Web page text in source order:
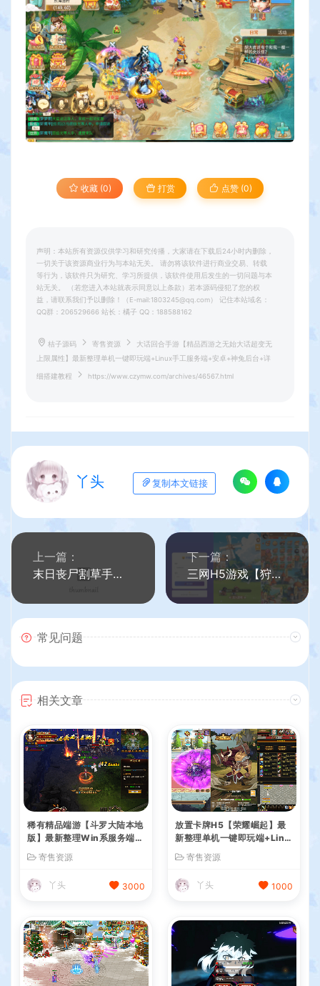
收藏 (0) 打赏 点赞 (0)
声明：本站所有资源仅供学习和研究传播，大家请在下载后24小时内删除，
一切关于该资源商业行为与本站无关。 请勿将该软件进行商业交易、转载
等行为，该软件只为研究、学习所提供，该软件使用后发生的一切问题与本
站无关。 （若您进入本站就表示同意以上条款）若本源码侵犯了您的权
益，请联系我们予以删除！（E-mail:1803245@qq.com） 记住本站域名：
QQ群：206529666 站长：橘子 QQ：188588162
桔子源码 寄售资源
大话回合手游【精品西游之无始大话超变无
上限属性】最新整理单机一键即玩端+Linux手工服务端+安卓+神兔后台+详
细搭建教程 https://www.czymw.com/archives/46567.html
丫头 复制本文链接
上一篇：
末日丧尸割草手游【一蕗狂飆平台币内购408关版】最新整理单机一键即玩镜像端+Linux手工服务端+多区+网页注册+管理后台+代理后台+商城后台+CDK授权后台+安卓苹果双端+详细搭建教程
下一篇：
三网H5游戏【狩猎海贼王H5多区跨服代金券内购版】最新整理单机一键即玩镜像端+Linux手工服务端+新管理后台+CDK授权后台+简易安卓客户端+详细搭建教程
常见问题
相关文章
稀有精品端游【斗罗大陆本地
版】最新整理Win系服务端+
PC客户端+网页注册+CDK授
权后台+管理后台+详细搭建
教程
寄售资源
丫头 3000
放置卡牌H5【荣耀崛起】最
新整理单机一键即玩端+Linu
x手工服务端+CDK授权后台
+简易安卓+详细搭建教程+全
套源码
寄售资源
丫头 1000